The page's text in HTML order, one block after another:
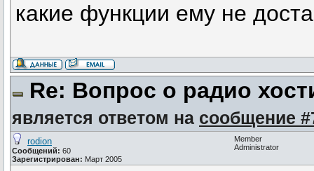
какие функции ему не
Re: Вопрос о радио
является ответом на сообщение
rodion
Сообщений: 60
Зарегистрирован: Март 2005
Member
Administrator